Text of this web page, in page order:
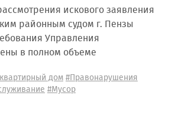
искового заявления
районным судом г. Пензы
Управления
в полном объеме
дом#Правонарушения
#Мусор